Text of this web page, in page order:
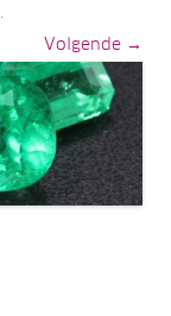
.
Volgende →